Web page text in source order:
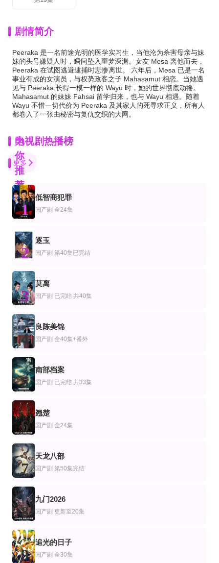
剧情简介
Peeraka 是一名前途光明的医学实习生，当他沦为杀害母亲与妹
妹的头号嫌疑人时，瞬间坠入噩梦深渊。女友 Mesa 离他而去，
Peeraka 在试图逃避逮捕时悲惨离世。 六年后，Mesa 已是一名
事业有成的女演员，与权势政客之子 Mahasamut 相恋。当她遇
见与 Peeraka 长得一模一样的 Wayu 时，她的世界彻底动摇。
Mahasamut 的妹妹 Fahsai 留学归来，也与 Wayu 相遇。随着
Wayu 不惜一切代价为 Peeraka 及其家人的死寻求正义，所有人
都卷入了一张由秘密与复仇交织的大网。
为
你
推
荐
全集
离开后，才知有他
已完结 共22集
错位青春第三季
更新至第06集
戛纳机密第一季
第4集完结
清醒点，泰尔先生番外
全集
结局降落前
已完结
女人最痛国语
第21集完结
周六夜现场第四十四季
科林·乔斯特,迈克尔·彻
已完结 共32集
福秀回来了
俞承豪,严孝燮,金光奎,朴庆惠
更新至01集
法律与秩序第二十四季
更新至08集
最后通牒：不结就分第四季
第10集完结
莎士比亚与哈撒韦私人调查员第二季
马克·本顿,乔·乔伊纳
第24集已完结
岂有此理(2026)
潘毅鸿,潘麓宇,郭馨钰,赵安第,杨紫艺,姚诺,李科佑,沈芳熙,黄伟,杜星莹,汤圆儿
天医岛主，下山即无敌
陈柄希&唐雪晴
写意人生国语
郑嘉颖,黎姿,唐诗咏,秦沛,陈芷菁,麦长青,林漪娸,汤怡,王贤志,河国荣,岑宝儿,骆
重生七零，拒当后娘拐个知青回家
朱鹿希＆袁志颖
电视剧热播榜
更多
1
低智商犯罪
国产剧 全24集
2
逐玉
国产剧 第40集已完结
3
莫离
国产剧 已完结 共40集
4
良陈美锦
国产剧 全40集+番外
5
南部档案
国产剧 已完结 共33集
6
翘楚
国产剧 全24集
7
天龙八部
国产剧 第50集完结
8
九门2026
国产剧 更新至20集
9
追光的日子
国产剧 全30集